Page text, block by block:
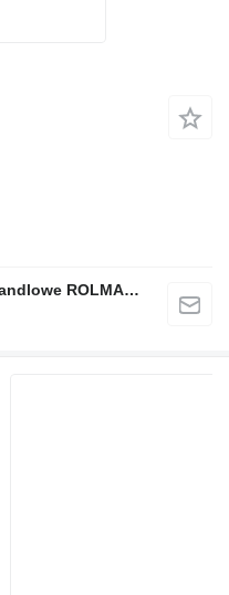
Przedsiębiorstwo Produkcyjno-Handlowe ROLMAPOL Marcin Dziekan